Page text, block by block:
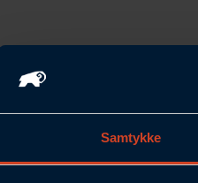
Samtykke